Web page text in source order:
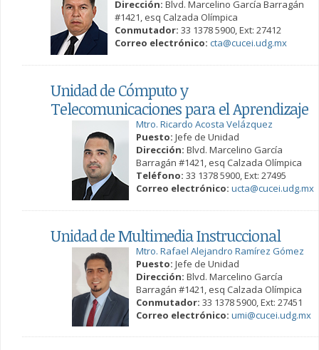
Dirección: Blvd. Marcelino García Barragán
#1421, esq Calzada Olímpica
Conmutador: 33 1378 5900, Ext: 27412
Correo electrónico: cta@cucei.udg.mx
Unidad de Cómputo y
Telecomunicaciones para el Aprendizaje
Mtro. Ricardo Acosta Velázquez
Puesto: Jefe de Unidad
Dirección: Blvd. Marcelino García
Barragán #1421, esq Calzada Olímpica
Teléfono: 33 1378 5900, Ext: 27495
Correo electrónico: ucta@cucei.udg.mx
Unidad de Multimedia Instruccional
Mtro. Rafael Alejandro Ramírez Gómez
Puesto: Jefe de Unidad
Dirección: Blvd. Marcelino García
Barragán #1421, esq Calzada Olímpica
Conmutador: 33 1378 5900, Ext: 27451
Correo electrónico: umi@cucei.udg.mx